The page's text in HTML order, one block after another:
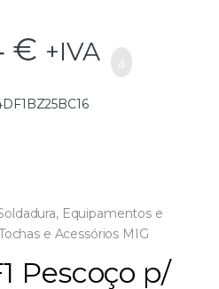
€ +IVA
, Equipamentos e
e Acessórios MIG
Pescoço p/